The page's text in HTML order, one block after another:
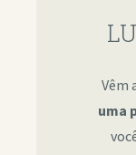
Vêm
uma